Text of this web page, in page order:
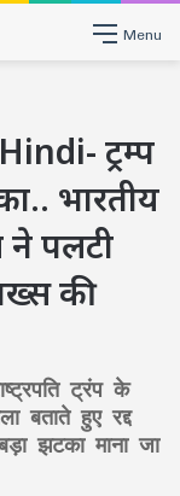
Menu
ट्रम्प
भारतीय
पलटी
की
ट्रंप के
बताते हुए रद्द
झटका माना जा